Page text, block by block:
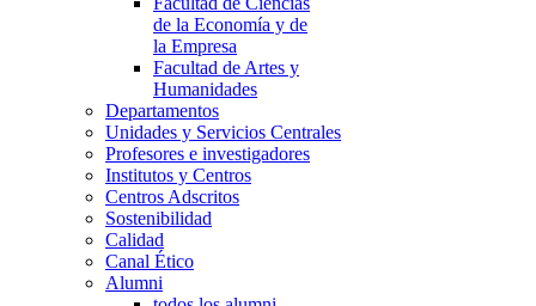
de la Economía y de
la Empresa
Facultad de Artes y
Humanidades
Departamentos
Unidades y Servicios Centrales
Profesores e investigadores
Institutos y Centros
Centros Adscritos
Sostenibilidad
Calidad
Canal Ético
Alumni